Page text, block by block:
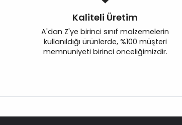
Kaliteli Üretim
A'dan Z'ye birinci sınıf malzemelerin
kullanıldığı ürünlerde, %100 müşteri
memnuniyeti birinci önceliğimizdir.